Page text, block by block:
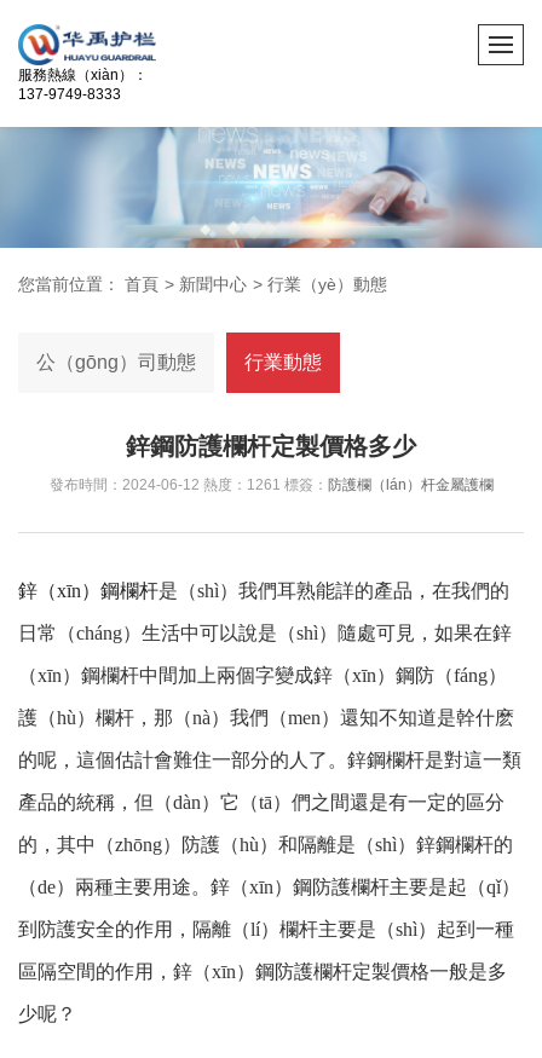
服務熱線（xiàn）：
137-9749-8333
您當前位置： 首頁 > 新聞中心 > 行業（yè）動態
公（gōng）司動態 行業動態
鋅鋼防護欄杆定製價格多少
發布時間：2024-06-12 熱度：1261 標簽： 防護欄（lán）杆金屬護欄
鋅（xīn）鋼欄杆是（shì）我們耳熟能詳的產品，在我們的
日常（cháng）生活中可以說是（shì）隨處可見，如果在鋅
（xīn）鋼欄杆中間加上兩個字變成鋅（xīn）鋼防（fáng）
護（hù）欄杆，那（nà）我們（men）還知不知道是幹什麽
的呢，這個估計會難住一部分的人了。鋅鋼欄杆是對這一類
產品的統稱，但（dàn）它（tā）們之間還是有一定的區分
的，其中（zhōng）防護（hù）和隔離是（shì）鋅鋼欄杆的
（de）兩種主要用途。鋅（xīn）鋼防護欄杆主要是起（qǐ）
到防護安全的作用，隔離（lí）欄杆主要是（shì）起到一種
區隔空間的作用，鋅（xīn）鋼防護欄杆定製價格一般是多
少呢？